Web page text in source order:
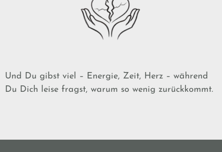
Und Du gibst viel – Energie, Zeit, Herz – während
Du Dich leise fragst, warum so wenig zurückkommt.